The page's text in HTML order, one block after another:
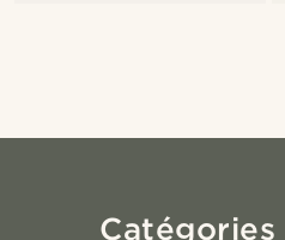
Catégories